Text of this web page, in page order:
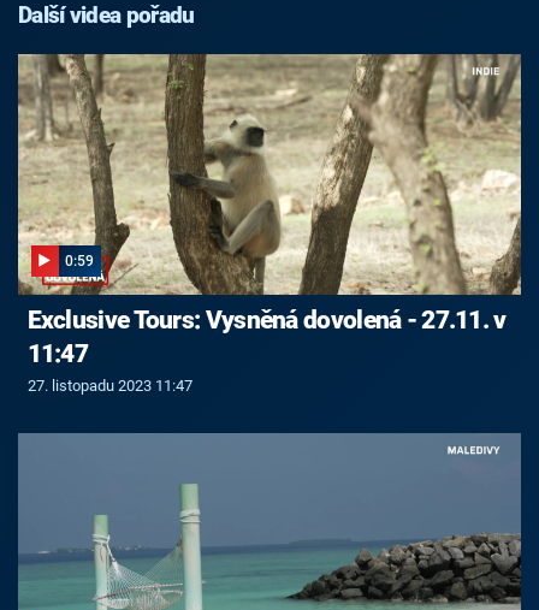
Další videa pořadu
0:59
Exclusive Tours: Vysněná dovolená - 27.11. v
11:47
27. listopadu 2023 11:47